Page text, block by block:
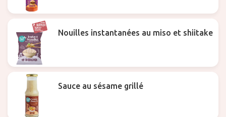
Nouilles instantanées au miso et shiitake
Sauce au sésame grillé